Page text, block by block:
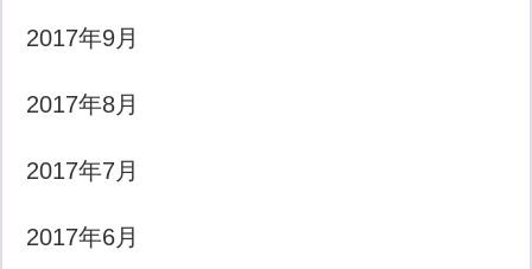
2017年9月
2017年8月
2017年7月
2017年6月